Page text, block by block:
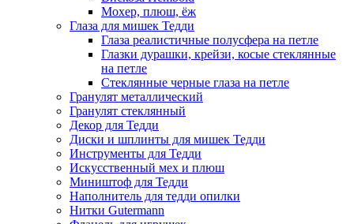
Мохер, плюш, ёж
Глаза для мишек Тедди
Глаза реалистичные полусфера на петле
Глазки дурашки, крейзи, косые стеклянные
на петле
Стеклянные черные глаза на петле
Гранулят металлический
Гранулят стеклянный
Декор для Тедди
Диски и шплинты для мишек Тедди
Инструменты для Тедди
Искусственный мех и плюш
Миништоф для Тедди
Наполнитель для тедди опилки
Нитки Gutermann